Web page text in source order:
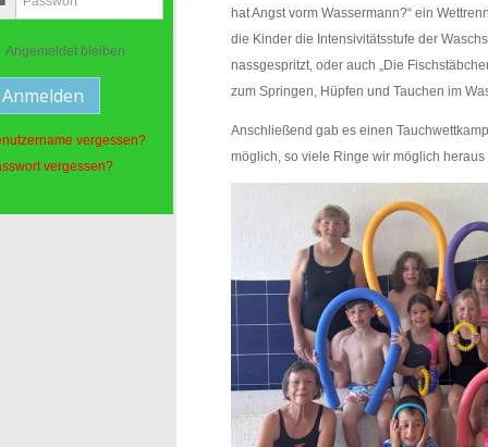
hat Angst vorm Wassermann?“ ein
die Kinder die Intensivitätsstufe der
nassgespritzt, oder auch „Die
zum Springen, Hüpfen und Tauchen im
Anschließend gab es einen
möglich, so viele Ringe wir möglich
Angemeldet bleiben
vergessen?
vergessen?